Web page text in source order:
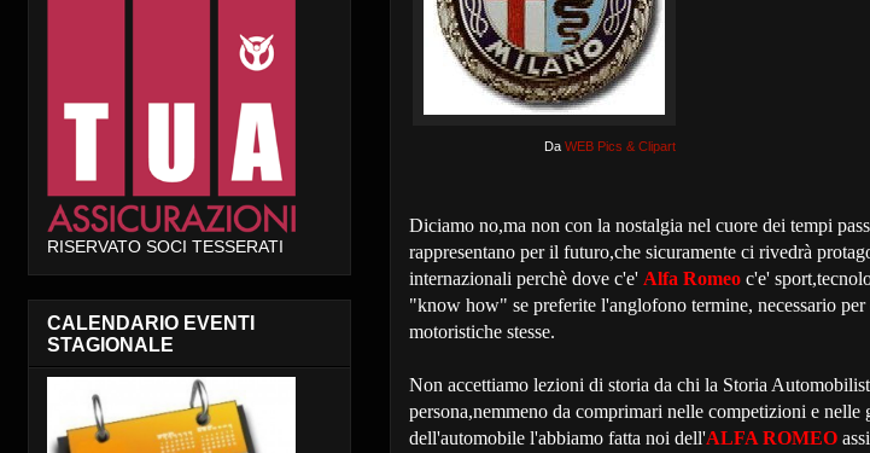
Da WEB Pics & Clipart
Diciamo no,ma non con la nostalgia nel cuore dei tempi
rappresentano per il futuro,che sicuramente ci rivedrà
internazionali perchè dove c'e' Alfa Romeo c'e'
"know how" se preferite l'anglofono termine, necessario
motoristiche stesse.
Non accettiamo lezioni di storia da chi la Storia
persona,nemmeno da comprimari nelle competizioni e
dell'automobile l'abbiamo fatta noi dell'ALFA ROMEO
RISERVATO SOCI TESSERATI
CALENDARIO EVENTI
STAGIONALE